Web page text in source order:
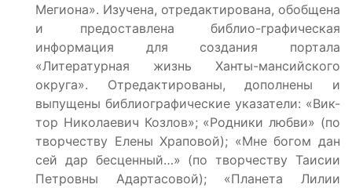
Мегиона». Изучена, отредактирована, обобщена
и предоставлена библио-графическая
информация для создания портала
«Литературная жизнь Ханты-мансийского
округа». Отредактированы, дополнены и
выпущены библиографические указатели: «Вик-
тор Николаевич Козлов»; «Родники любви» (по
творчеству Елены Храповой); «Мне богом дан
сей дар бесценный…» (по творчеству Таисии
Петровны Адартасовой); «Планета Лилии